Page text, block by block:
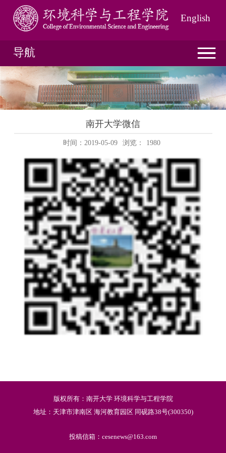
English
导航
南开大学微信
时间：2019-05-09 浏览： 1980
版权所有：南开大学 环境科学与工程学院
地址：天津市津南区 海河教育园区 同砚路38号(300350)
投稿信箱：cesenews@163.com